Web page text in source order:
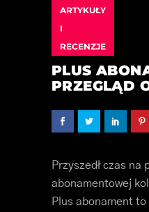
ARTYKUŁY
I
RECENZJE
PLUS
PRZEGLĄD
Przyszedł czas
abonamentowej
Plus abonament